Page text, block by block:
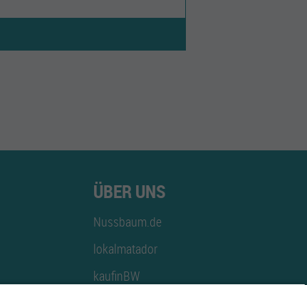
ÜBER UNS
Nussbaum.de
lokalmatador
kaufinBW